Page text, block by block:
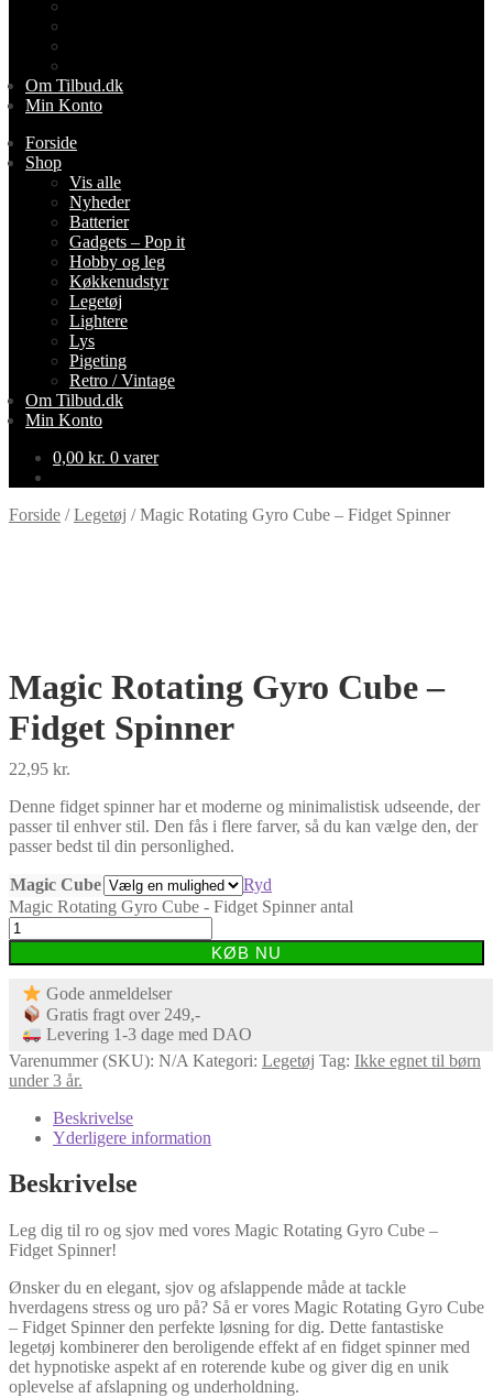
Om Tilbud.dk
Min Konto
Forside
Shop
Vis alle
Nyheder
Batterier
Gadgets – Pop it
Hobby og leg
Køkkenudstyr
Legetøj
Lightere
Lys
Pigeting
Retro / Vintage
Om Tilbud.dk
Min Konto
0,00 kr. 0 varer
Forside /Legetøj /Magic Rotating Gyro Cube – Fidget Spinner
Magic Rotating Gyro Cube –
Fidget Spinner
22,95 kr.
Denne fidget spinner har et moderne og minimalistisk udseende, der
passer til enhver stil. Den fås i flere farver, så du kan vælge den, der
passer bedst til din personlighed.
Magic Cube
Ryd
Magic Rotating Gyro Cube - Fidget Spinner antal
KØB NU
Gode anmeldelser
Gratis fragt over 249,-
Levering 1-3 dage med DAO
Varenummer (SKU): N/A Kategori: Legetøj Tag: Ikke egnet til børn
under 3 år.
Beskrivelse
Yderligere information
Beskrivelse
Leg dig til ro og sjov med vores Magic Rotating Gyro Cube –
Fidget Spinner!
Ønsker du en elegant, sjov og afslappende måde at tackle
hverdagens stress og uro på? Så er vores Magic Rotating Gyro Cube
– Fidget Spinner den perfekte løsning for dig. Dette fantastiske
legetøj kombinerer den beroligende effekt af en fidget spinner med
det hypnotiske aspekt af en roterende kube og giver dig en unik
oplevelse af afslapning og underholdning.